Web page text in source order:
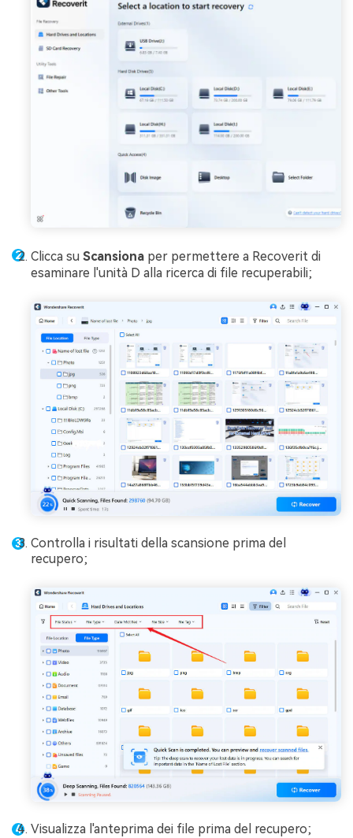
Clicca su Scansiona per permettere a Recoverit di
esaminare l'unità D alla ricerca di file recuperabili;
Controlla i risultati della scansione prima del
recupero;
Visualizza l'anteprima dei file prima del recupero;